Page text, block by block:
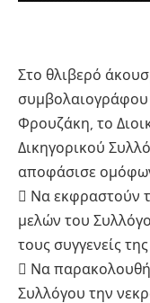
Στο θλιβερό
Φρουζάκη, το
Δικηγορικού
αποφάσισε
 Να εκφραστούν
μελών του
τους συγγενείς
 Να
Συλλόγου την